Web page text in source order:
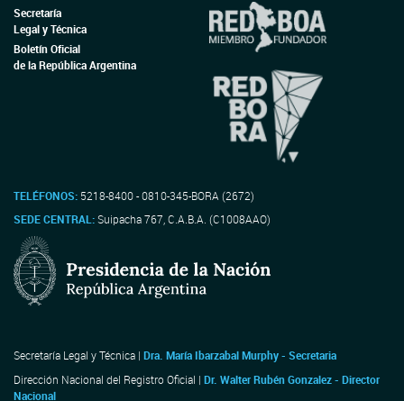
Secretaría
Legal y Técnica
Boletín Oficial
de la República Argentina
TELÉFONOS: 5218-8400 - 0810-345-BORA (2672)
SEDE CENTRAL:Suipacha 767, C.A.B.A. (C1008AAO)
Secretaría Legal y Técnica | Dra. María Ibarzabal Murphy - Secretaria
Dirección Nacional del Registro Oficial | Dr. Walter Rubén Gonzalez - Director
Nacional